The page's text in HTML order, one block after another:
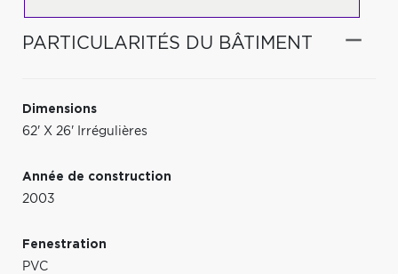
PARTICULARITÉS DU BÂTIMENT
Dimensions
62' X 26' Irrégulières
Année de construction
2003
Fenestration
PVC